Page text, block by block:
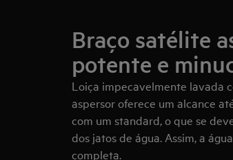
Braço satélite
potente e
Loiça impecavelmente lavada
aspersor oferece um alcance
com um standard, o que se
dos jatos de água. Assim, a
completa.